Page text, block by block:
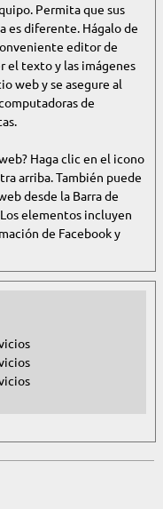
Permita que sus
es diferente. Hágalo de
editor de
el texto y las imágenes
web y se asegure al
de
Haga clic en el icono
arriba. También puede
desde la Barra de
elementos incluyen
de Facebook y